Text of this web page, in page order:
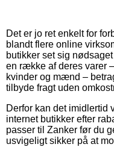
Det er jo ret enkelt for
blandt flere online
butikker set sig
en række af deres varer
kvinder og mænd –
tilbyde fragt uden
Derfor kan det
internet butikker efter
passer til Zanker før du
usvigeligt sikker på at